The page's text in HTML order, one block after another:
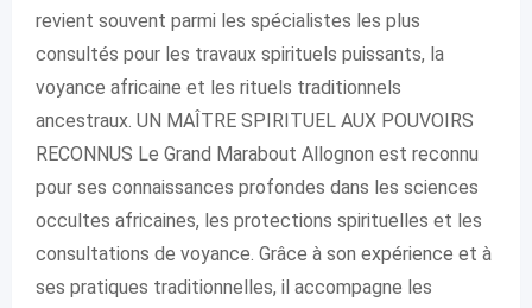
revient souvent parmi les spécialistes les plus
consultés pour les travaux spirituels puissants, la
voyance africaine et les rituels traditionnels
ancestraux. UN MAÎTRE SPIRITUEL AUX POUVOIRS
RECONNUS Le Grand Marabout Allognon est reconnu
pour ses connaissances profondes dans les sciences
occultes africaines, les protections spirituelles et les
consultations de voyance. Grâce à son expérience et à
ses pratiques traditionnelles, il accompagne les